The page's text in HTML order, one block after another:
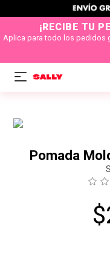
¡RECIBE TU
Aplica para todo los pedidos
Pomada
$